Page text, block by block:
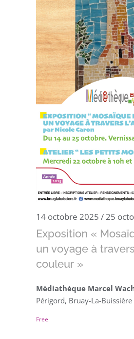
14 octobre 2025 /25
Exposition «
un voyage à
couleur »
Médiathèque Marcel
Périgord, Bruay-La-Buissière
Free